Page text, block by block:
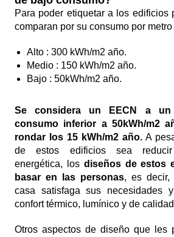
Para poder etiquetar a los edificios
comparan por su consumo por
Alto : 300 kWh/m2 año.
Medio : 150 kWh/m2 año.
Bajo : 50kWh/m2 año.
Se considera un EECN a
consumo inferior a 50kWh/m2
rondar los 15 kWh/m2 año. A
de estos edificios sea
energética, los diseños de estos
basar en las personas, es decir,
casa satisfaga sus necesidades
confort térmico, lumínico y de
Otros aspectos de diseño que les